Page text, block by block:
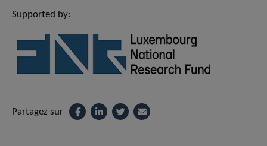
Supported by:
Partagez sur